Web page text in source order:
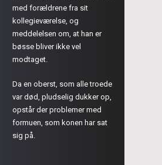
med forældrene fra sit
kollegieværelse, og
meddelelsen om, at han er
bøsse bliver ikke vel
modtaget.
Da en oberst, som alle troede
var død, pludselig dukker op,
opstår der problemer med
formuen, som konen har sat
sig på.